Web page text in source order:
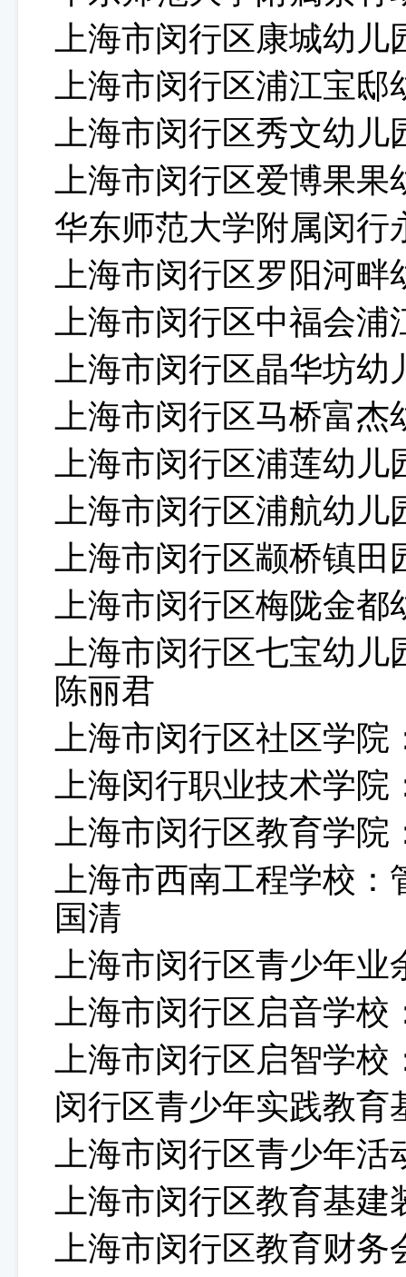
上海市闵行区康城幼儿
上海市闵行区浦江宝
上海市闵行区秀文幼儿
上海市闵行区爱博果
华东师范大学附属闵行
上海市闵行区罗阳河
上海市闵行区中福会
上海市闵行区晶华坊幼
上海市闵行区马桥富
上海市闵行区浦莲幼儿
上海市闵行区浦航幼儿
上海市闵行区颛桥镇
上海市闵行区梅陇金
上海市闵行区七宝幼
陈丽君
上海市闵行区社区学院
上海闵行职业技术学
上海市闵行区教育学
上海市西南工程学校
国清
上海市闵行区青少年
上海市闵行区启音学校
上海市闵行区启智学校
闵行区青少年实践教育
上海市闵行区青少年
上海市闵行区教育基
上海市闵行区教育财